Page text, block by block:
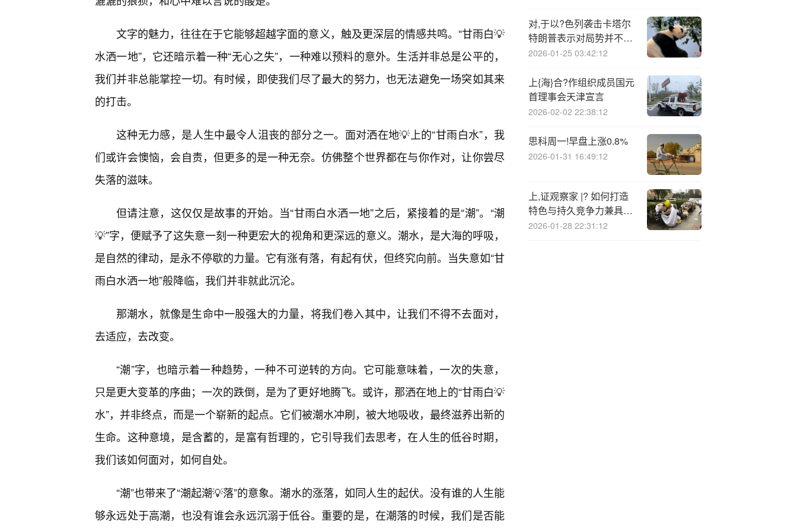
文字的魅力，往往在于它能够超越字面的意义，触及更深层的情感共鸣。“甘雨白💡
水洒一地”，它还暗示着一种“无心之失”，一种难以预料的意外。生活并非总是公平的，
我们并非总能掌控一切。有时候，即使我们尽了最大的努力，也无法避免一场突如其来
的打击。
这种无力感，是人生中最令人沮丧的部分之一。面对洒在地💡上的“甘雨白水”，我
们或许会懊恼，会自责，但更多的是一种无奈。仿佛整个世界都在与你作对，让你尝尽
失落的滋味。
但请注意，这仅仅是故事的开始。当“甘雨白水洒一地”之后，紧接着的是“潮”。“潮
💡”字，便赋予了这失意一刻一种更宏大的视角和更深远的意义。潮水，是大海的呼吸，
是自然的律动，是永不停歇的力量。它有涨有落，有起有伏，但终究向前。当失意如“甘
雨白水洒一地”般降临，我们并非就此沉沦。
那潮水，就像是生命中一股强大的力量，将我们卷入其中，让我们不得不去面对，
去适应，去改变。
“潮”字，也暗示着一种趋势，一种不可逆转的方向。它可能意味着，一次的失意，
只是更大变革的序曲；一次的跌倒，是为了更好地腾飞。或许，那洒在地上的“甘雨白💡
水”，并非终点，而是一个崭新的起点。它们被潮水冲刷，被大地吸收，最终滋养出新的
生命。这种意境，是含蓄的，是富有哲理的，它引导我们去思考，在人生的低谷时期，
我们该如何面对，如何自处。
“潮”也带来了“潮起潮💡落”的意象。潮水的涨落，如同人生的起伏。没有谁的人生能
够永远处于高潮，也没有谁会永远沉溺于低谷。重要的是，在潮落的时候，我们是否能
对,于以?色列袭击卡塔尔
特朗普表示对局势并不乐
观
2026-01-25 03:42:12
上{海}合?作组织成员国元
首理事会天津宣言
2026-02-02 22:38:12
思科周一!早盘上涨0.8%
2026-01-31 16:49:12
上,证观察家 |? 如何打造
特色与持久竞争力兼具的
产业体系
2026-01-28 22:31:12